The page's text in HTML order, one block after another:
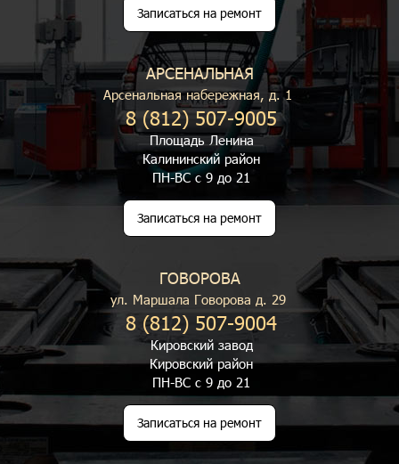
Записаться на ремонт
АРСЕНАЛЬНАЯ
Арсенальная набережная, д. 1
8 (812) 507-9005
Площадь Ленина
Калининский район
ПН-ВС с 9 до 21
Записаться на ремонт
ГОВОРОВА
ул. Маршала Говорова д. 29
8 (812) 507-9004
Кировский завод
Кировский район
ПН-ВС с 9 до 21
Записаться на ремонт